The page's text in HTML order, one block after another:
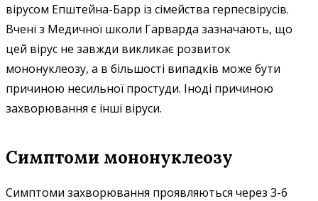
вірусом Епштейна-Барр із сімейства герпесвірусів.
Вчені з Медичної школи Гарварда зазначають, що
цей вірус не завжди викликає розвиток
мононуклеозу, а в більшості випадків може бути
причиною несильної простуди. Іноді причиною
захворювання є інші віруси.
Симптоми мононуклеозу
Симптоми захворювання проявляються через 3-6